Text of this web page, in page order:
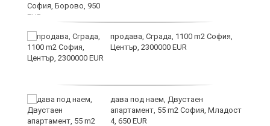
продава, Сграда, 1100 m2 София,
Център, 2300000 EUR
дава под наем, Двустаен
апартамент, 55 m2 София, Младост
4, 650 EUR